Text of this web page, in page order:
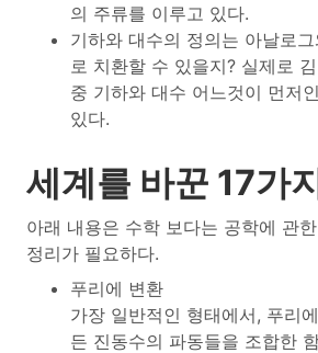
의 주류를 이루고 있다.
기하와 대수의 정의는 아날로
로 치환할 수 있을지? 실제로
중 기하와 대수 어느것이 먼저
있다.
세계를 바꾼 17가
아래 내용은 수학 보다는 공학에 관
정리가 필요하다.
푸리에 변환
가장 일반적인 형태에서, 푸리
든 진동수의 파동들을 조합한